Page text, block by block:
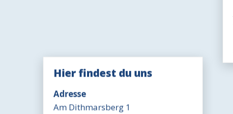
Hier findest du uns
Adresse
Am Dithmarsberg 1